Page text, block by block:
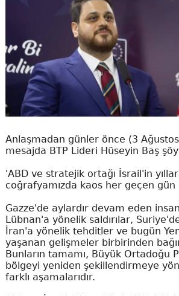
Anlaşmadan günler önce (3 Ağustos)
mesajda BTP Lideri Hüseyin Baş
'ABD ve stratejik ortağı İsrail'in
coğrafyamızda kaos her geçen
Gazze'de aylardır devam eden
Lübnan'a yönelik saldırılar,
İran'a yönelik tehditler ve bugün
yaşanan gelişmeler birbirinden
Bunların tamamı, Büyük Ortadoğu
bölgeyi yeniden şekillendirmeye
farklı aşamalarıdır.